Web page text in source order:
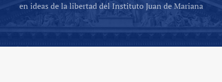
en ideas de la libertad del Instituto Juan de Mariana